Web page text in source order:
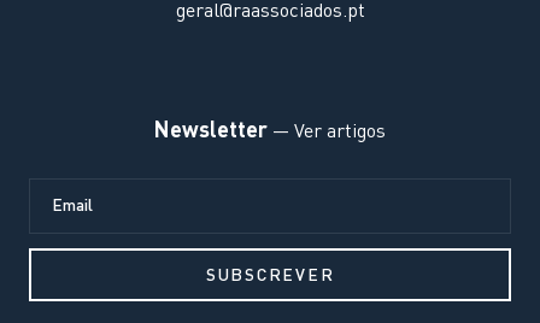
geral@raassociados.pt
Newsletter — Ver artigos